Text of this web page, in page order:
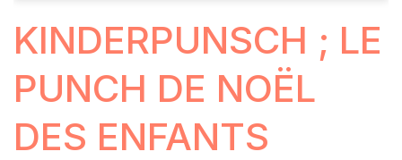
KINDERPUNSCH ; LE
PUNCH DE NOËL
DES ENFANTS